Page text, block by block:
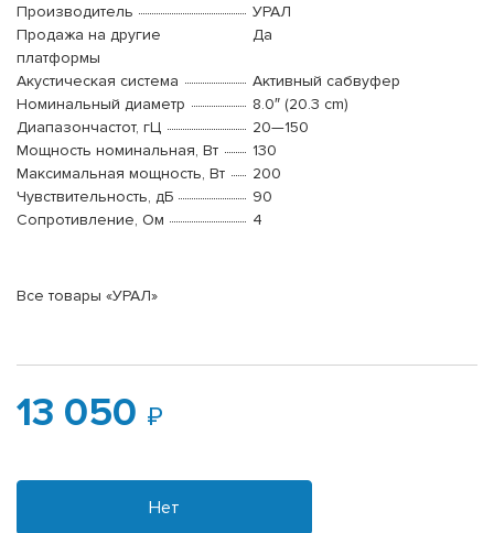
Производитель
УРАЛ
Продажа на другие
платформы
Да
Акустическая система
Активный сабвуфер
Номинальный диаметр
8.0″ (20.3 cm)
Диапазончастот, гЦ
20—150
Мощность номинальная, Вт
130
Максимальная мощность, Вт
200
Чувствительность, дБ
90
Сопротивление, Ом
4
Все товары «УРАЛ»
13 050
Нет